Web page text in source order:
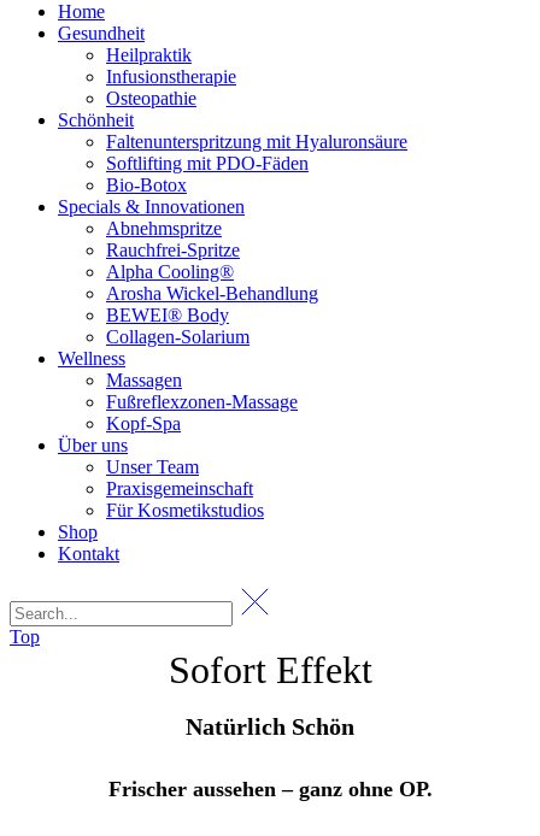
Home
Gesundheit
Heilpraktik
Infusionstherapie
Osteopathie
Schönheit
Faltenunterspritzung mit Hyaluronsäure
Softlifting mit PDO-Fäden
Bio-Botox
Specials & Innovationen
Abnehmspritze
Rauchfrei-Spritze
Alpha Cooling®
Arosha Wickel-Behandlung
BEWEI® Body
Collagen-Solarium
Wellness
Massagen
Fußreflexzonen-Massage
Kopf-Spa
Über uns
Unser Team
Praxisgemeinschaft
Für Kosmetikstudios
Shop
Kontakt
Top
Sofort Effekt
Natürlich Schön
Frischer aussehen – ganz ohne OP.